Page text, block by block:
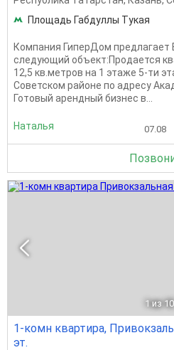
Площадь Габдуллы Тукая
Компания ГиперДом
следующий объект:Продается
12,5 кв.метров на 1 этаже 5-ти
Советском районе по адресу
Готовый арендный бизнес в...
Наталья 07.08
1 из 10
1-комн квартира,
эт.